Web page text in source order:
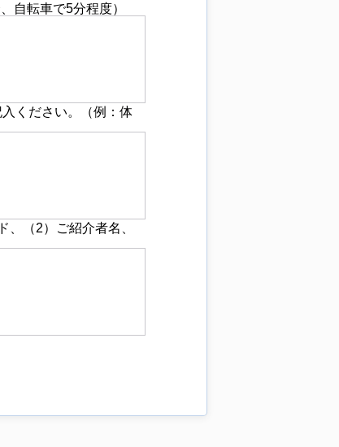
自転車で5分程度）
ください。（例：体
（2）ご紹介者名、